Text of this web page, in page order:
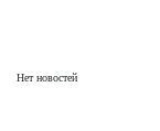
Нет новостей